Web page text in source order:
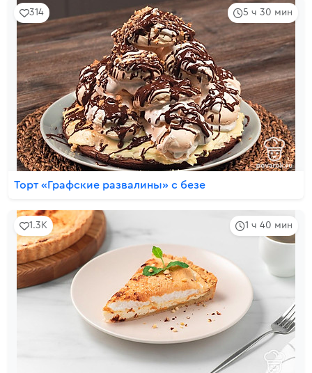
5 ч 30 мин
314
Торт «Графские развалины» с безе
1 ч 40 мин
1.3K